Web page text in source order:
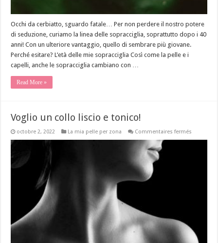
Occhi da cerbiatto, sguardo fatale… Per non perdere il nostro potere
di seduzione, curiamo la linea delle sopracciglia, soprattutto dopo i 40
anni! Con un ulteriore vantaggio, quello di sembrare più giovane.
Perché esitare? L’età delle mie sopracciglia Così come la pelle e i
capelli, anche le sopracciglia cambiano con …
Read More »
Voglio un collo liscio e tonico!
octobre 2, 2022 La mia pelle per zona Commentaires fermés